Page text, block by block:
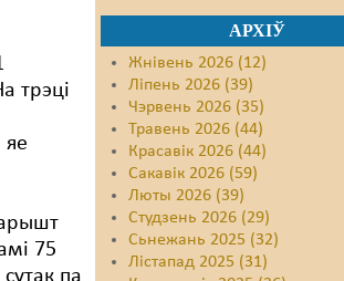
трэці
яе
75
па
АРХІЎ
Жнівень 2026 (12)
Ліпень 2026 (39)
Чэрвень 2026 (35)
Травень 2026 (44)
Красавік 2026 (44)
Сакавік 2026 (59)
Люты 2026 (39)
Студзень 2026 (29)
Сьнежань 2025 (32)
Лістапад 2025 (31)